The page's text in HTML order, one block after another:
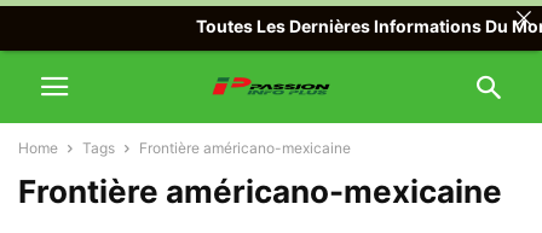
Home Tags Frontière américano-mexicaine
Frontière américano-mexicaine
Toutes Les Dernières Informations Du